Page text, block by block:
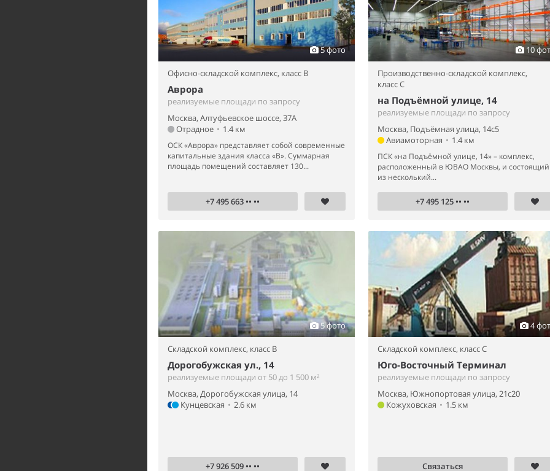
5 фото
Офисно-складской комплекс, класс B
Аврора
реализуемые площади по запросу
Москва, Алтуфьевское шоссе, 37А
Отрадное • 1.4 км
ОСК «Аврора» представляет собой современные
капитальные здания класса «В». Суммарная
площадь помещений составляет 130...
+7 495 663 •• ••
10
Производственно-складской комплекс,
класс C
на Подъёмной улице, 14
реализуемые площади по запросу
Москва, Подъёмная улица, 14с5
Авиамоторная • 1.4 км
ПСК «на Подъёмной улице, 14» – комплекс,
расположенный в ЮВАО Москвы, и состоящий
из несколький...
+7 495 125 •• ••
5 фото
Складской комплекс, класс B
Дорогобужская ул., 14
реализуемые площади от 50 до 1 500 м²
Москва, Дорогобужская улица, 14
Кунцевская • 2.6 км
+7 926 509 •• ••
4
Складской комплекс, класс C
Юго-Восточный Терминал
реализуемые площади по запросу
Москва, Южнопортовая улица, 21с20
Кожуховская • 1.5 км
Связаться